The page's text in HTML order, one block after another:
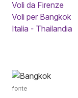
Voli da Firenze
Voli per Bangkok
Italia - Thailandia
fonte